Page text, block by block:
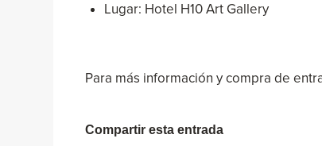
Lugar: Hotel H10 Art Gallery
Para más información y compra de
Compartir esta entrada